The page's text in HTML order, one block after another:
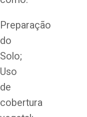
Preparação
do
Solo;
Uso
de
cobertura